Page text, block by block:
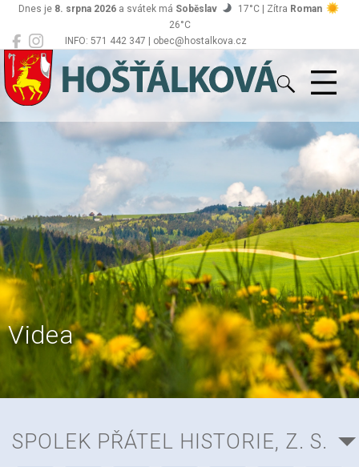
INFO: 571 442 347 | obec@hostalkova.cz
Dnes je 8. srpna 2026 a svátek má Soběslav 17°C | Zítra Roman
26°C
Hošťálková
Videa
SPOLEK PŘÁTEL HISTORIE, Z. S.